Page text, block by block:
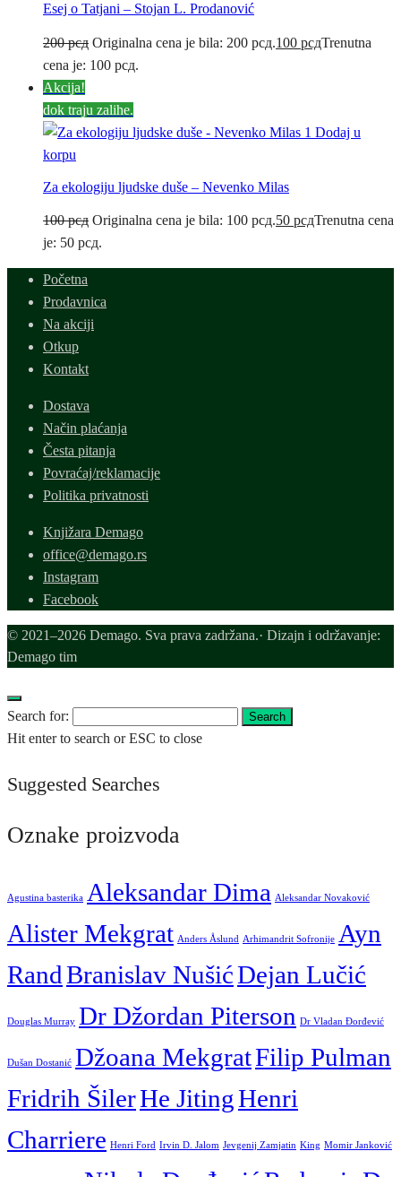
Esej o Tatjani – Stojan L. Prodanović
200рсд Originalna cena je bila: 200 рсд.100 рсдTrenutna
cena je: 100 рсд.
Akcija!
dok traju zalihe.
Dodaj u
korpu
Za ekologiju ljudske duše – Nevenko Milas
100рсд Originalna cena je bila: 100 рсд.50 рсдTrenutna cena
je: 50 рсд.
Početna
Prodavnica
Na akciji
Otkup
Kontakt
Dostava
Način plaćanja
Česta pitanja
Povraćaj/reklamacije
Politika privatnosti
Knjižara Demago
office@demago.rs
Instagram
Facebook
© 2021–2026 Demago. Sva prava zadržana.· Dizajn i održavanje:
Demago tim
Search for: Search
Hit enter to search or ESC to close
Suggested Searches
Oznake proizvoda
Agustina basterika Aleksandar Dima Aleksandar Novaković
Alister Mekgrat Anders Åslund Arhimandrit Sofronije Ayn
RandBranislav NušićDejan Lučić
Douglas Murray Dr Džordan Piterson Dr Vladan Đorđević
Dušan Dostanić Džoana MekgratFilip Pulman
Fridrih ŠilerHe JitingHenri
Charriere Henri Ford Irvin D. Jalom Jevgenij Zamjatin King Momir Janković